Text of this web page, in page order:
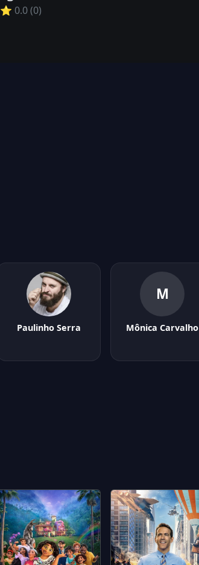
⭐ 0.0 (0)
Paulinho Serra
M
Mônica Carvalho